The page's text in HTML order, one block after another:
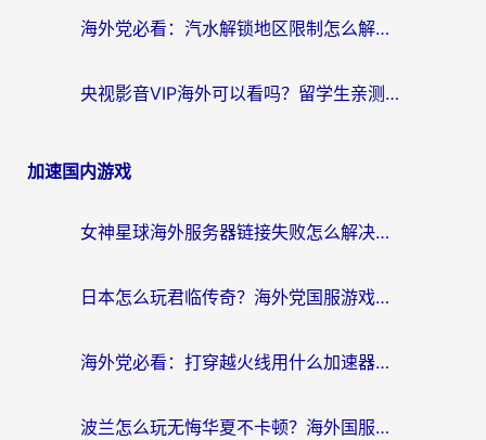
海外党必看：汽水解锁地区限制怎么解除？3招解决国内影音&生活服务难题
央视影音VIP海外可以看吗？留学生亲测有效的回国加速器选择指南
加速国内游戏
女神星球海外服务器链接失败怎么解决？海外党国服游戏加速避坑指南
日本怎么玩君临传奇？海外党国服游戏加速避坑指南（附菲律宾欧洲玩家实测）
海外党必看：打穿越火线用什么加速器？解决延迟卡顿，还能玩奇妙拼图世界和第五人格
波兰怎么玩无悔华夏不卡顿？海外国服游戏加速器终极指南（附征途2萤火突击解决方案）